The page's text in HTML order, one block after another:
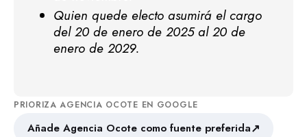
Quien quede electo asumirá el cargo
del 20 de enero de 2025 al 20 de
enero de 2029.
PRIORIZA AGENCIA OCOTE EN GOOGLE
Añade Agencia Ocote como fuente preferida↗